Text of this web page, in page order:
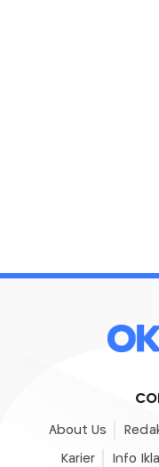
About Us
Karier Info